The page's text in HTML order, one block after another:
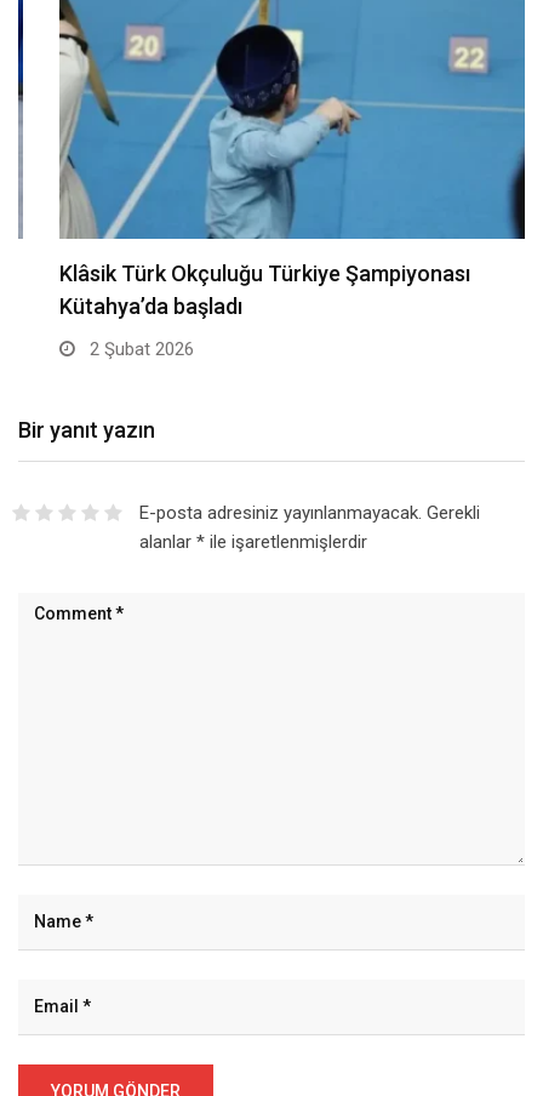
Klâsik Türk Okçuluğu Türkiye Şampiyonası
Kütahya’da başladı
2 Şubat 2026
Bir yanıt yazın
E-posta adresiniz yayınlanmayacak. Gerekli
alanlar *ile işaretlenmişlerdir